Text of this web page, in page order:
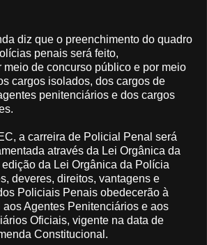
diz que o preenchimento do quadro
penais será feito,
meio de concurso público e por meio
cargos isolados, dos cargos de
penitenciários e dos cargos
a carreira de Policial Penal será
através da Lei Orgânica da
da Lei Orgânica da Polícia
deveres, direitos, vantagens e
Policiais Penais obedecerão à
Agentes Penitenciários e aos
Oficiais, vigente na data de
Constitucional.